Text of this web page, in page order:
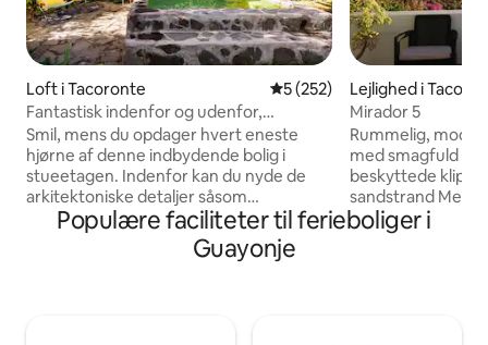
Loft i Tacoronte 5 ud af 5 i gennemsnitlig
5 (252)
Fantastisk indenfor og udenfor,
penthouselejlighed med terrasse og lille
pool
Smil, mens du opdager hvert eneste
hjørne af denne indbydende bolig i
stueetagen. Indenfor kan du nyde de
arkitektoniske detaljer såsom
stenvæggen og træloftet. Mere end 70
% af elforbruget er selvgenereret takket
være vores solpaneler. Bæredygtigt
Lejlighed i
Mirador 5
Rummelig,
med smagfuld
beskyttede
sandstrand Mesa
Store vinduer
Teide og
Populære faciliteter til ferieboliger i
Guayonje